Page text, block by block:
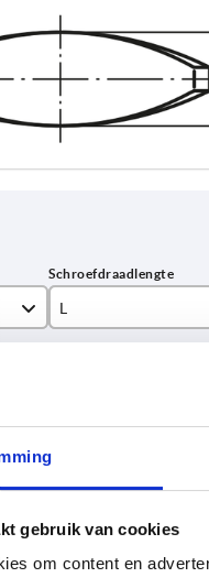
gebruik van cookies
om content en
L
30
meerdere keren per dag met
stap voordat je je bestelling
L Vorm